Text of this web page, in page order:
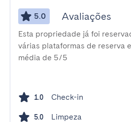
5.0 Avaliações
Esta propriedade já foi
várias plataformas de reserva
média de 5/5
1.0 Check-in
5.0 Limpeza